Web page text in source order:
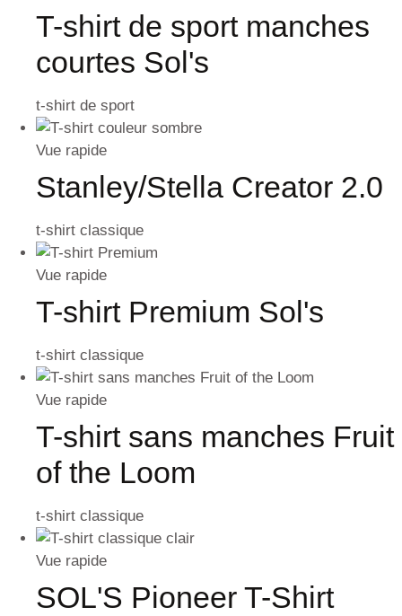
T-shirt de sport manches
courtes Sol's
t-shirt de sport
Vue rapide
Stanley/Stella Creator 2.0
t-shirt classique
Vue rapide
T-shirt Premium Sol's
t-shirt classique
Vue rapide
T-shirt sans manches Fruit
of the Loom
t-shirt classique
Vue rapide
SOL'S Pioneer T-Shirt